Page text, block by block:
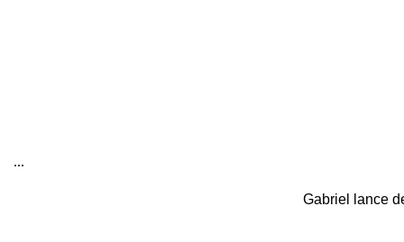
...
Gabriel lance